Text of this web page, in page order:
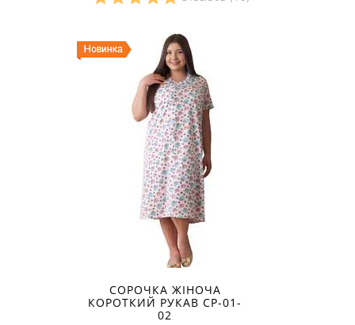
СОРОЧКА ЖІНОЧА
КОРОТКИЙ РУКАВ СР-01-
02